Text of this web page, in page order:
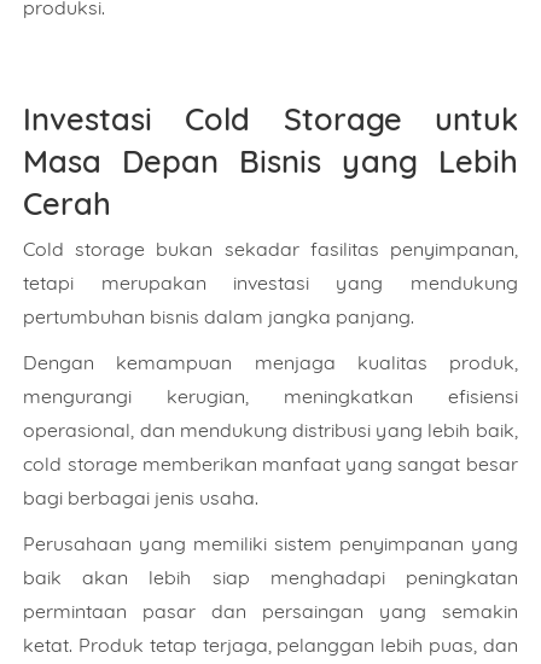
produksi.
Investasi Cold Storage untuk
Masa Depan Bisnis yang Lebih
Cerah
Cold storage bukan sekadar fasilitas penyimpanan,
tetapi merupakan investasi yang mendukung
pertumbuhan bisnis dalam jangka panjang.
Dengan kemampuan menjaga kualitas produk,
mengurangi kerugian, meningkatkan efisiensi
operasional, dan mendukung distribusi yang lebih baik,
cold storage memberikan manfaat yang sangat besar
bagi berbagai jenis usaha.
Perusahaan yang memiliki sistem penyimpanan yang
baik akan lebih siap menghadapi peningkatan
permintaan pasar dan persaingan yang semakin
ketat. Produk tetap terjaga, pelanggan lebih puas, dan